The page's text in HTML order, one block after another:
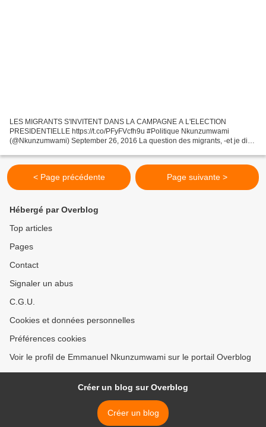
LES MIGRANTS S'INVITENT DANS LA CAMPAGNE A L'ELECTION
PRESIDENTIELLE https://t.co/PFyFVcfh9u #Politique Nkunzumwami
(@Nkunzumwami) September 26, 2016 La question des migrants, -et je dis
< Page précédente Page suivante >
Hébergé par Overblog
Top articles
Pages
Contact
Signaler un abus
C.G.U.
Cookies et données personnelles
Préférences cookies
Voir le profil de Emmanuel Nkunzumwami sur le portail Overblog
Créer un blog sur Overblog
Créer un blog